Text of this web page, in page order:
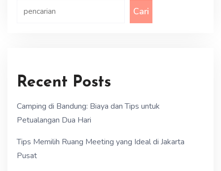
Cari
Recent Posts
Camping di Bandung: Biaya dan Tips untuk
Petualangan Dua Hari
Tips Memilih Ruang Meeting yang Ideal di Jakarta
Pusat